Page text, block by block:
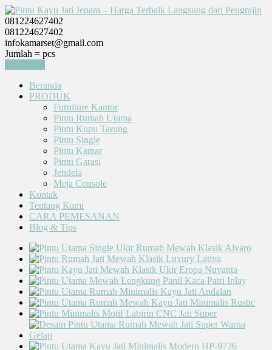
081224627402
081224627402
infokamarset@gmail.com
Jumlah = pcs
Beranda
PRODUK
Furniture Kantor
Pintu Rumah Utama
Pintu Kupu Tarung
Pintu Single
Pintu Kamar
Pintu Garasi
Jendela
Meja Console
Kontak
Tentang Kami
CARA PEMESANAN
Blog & Tips